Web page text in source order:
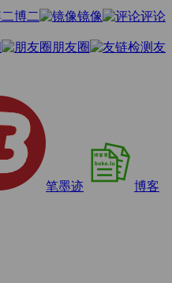
博二 镜像
评论
朋友圈
友
笔墨迹 博客